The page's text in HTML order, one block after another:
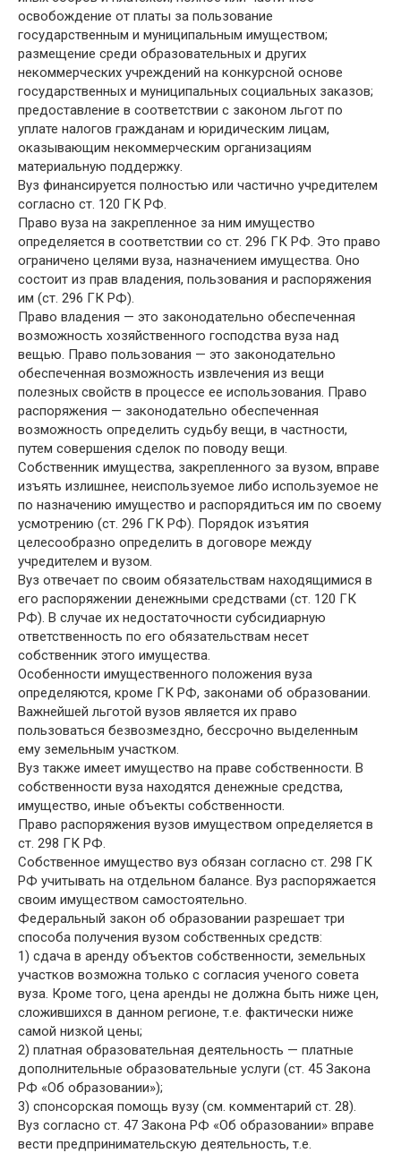
освобождение от платы за пользование
государственным и муниципальным имуществом;
размещение среди образовательных и других
некоммерческих учреждений на конкурсной основе
государственных и муниципальных социальных заказов;
предоставление в соответствии с законом льгот по
уплате налогов гражданам и юридическим лицам,
оказывающим некоммерческим организациям
материальную поддержку.
Вуз финансируется полностью или частично учредителем
согласно ст. 120 ГК РФ.
Право вуза на закрепленное за ним имущество
определяется в соответствии со ст. 296 ГК РФ. Это право
ограничено целями вуза, назначением имущества. Оно
состоит из прав владения, пользования и распоряжения
им (ст. 296 ГК РФ).
Право владения — это законодательно обеспеченная
возможность хозяйственного господства вуза над
вещью. Право пользования — это законодательно
обеспеченная возможность извлечения из вещи
полезных свойств в процессе ее использования. Право
распоряжения — законодательно обеспеченная
возможность определить судьбу вещи, в частности,
путем совершения сделок по поводу вещи.
Собственник имущества, закрепленного за вузом, вправе
изъять излишнее, неиспользуемое либо используемое не
по назначению имущество и распорядиться им по своему
усмотрению (ст. 296 ГК РФ). Порядок изъятия
целесообразно определить в договоре между
учредителем и вузом.
Вуз отвечает по своим обязательствам находящимися в
его распоряжении денежными средствами (ст. 120 ГК
РФ). В случае их недостаточности субсидиарную
ответственность по его обязательствам несет
собственник этого имущества.
Особенности имущественного положения вуза
определяются, кроме ГК РФ, законами об образовании.
Важнейшей льготой вузов является их право
пользоваться безвозмездно, бессрочно выделенным
ему земельным участком.
Вуз также имеет имущество на праве собственности. В
собственности вуза находятся денежные средства,
имущество, иные объекты собственности.
Право распоряжения вузов имуществом определяется в
ст. 298 ГК РФ.
Собственное имущество вуз обязан согласно ст. 298 ГК
РФ учитывать на отдельном балансе. Вуз распоряжается
своим имуществом самостоятельно.
Федеральный закон об образовании разрешает три
способа получения вузом собственных средств:
1) сдача в аренду объектов собственности, земельных
участков возможна только с согласия ученого совета
вуза. Кроме того, цена аренды не должна быть ниже цен,
сложившихся в данном регионе, т.е. фактически ниже
самой низкой цены;
2) платная образовательная деятельность — платные
дополнительные образовательные услуги (ст. 45 Закона
РФ «Об образовании»);
3) спонсорская помощь вузу (см. комментарий ст. 28).
Вуз согласно ст. 47 Закона РФ «Об образовании» вправе
вести предпринимательскую деятельность, т.е.